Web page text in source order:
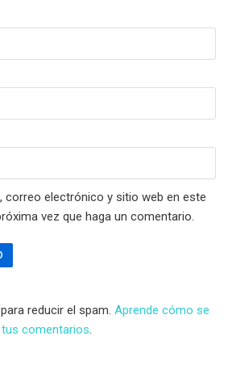
correo electrónico y sitio web en este
vez que haga un comentario.
reducir el spam. Aprende cómo se
comentarios.